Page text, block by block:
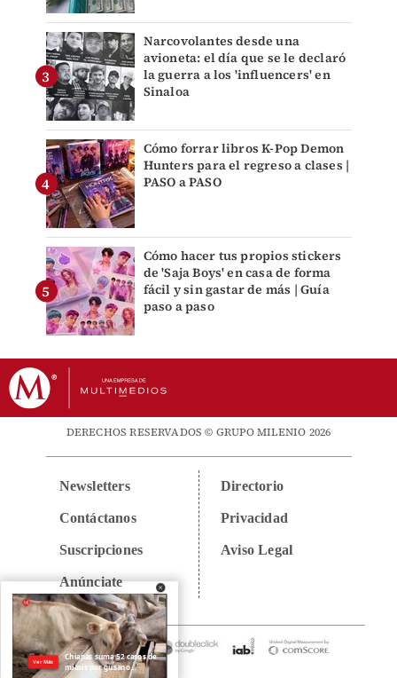
Narcovolantes desde una
avioneta: el día que se le declaró
la guerra a los 'influencers' en
Sinaloa
Cómo forrar libros K-Pop Demon
Hunters para el regreso a clases |
PASO a PASO
Cómo hacer tus propios stickers
de 'Saja Boys' en casa de forma
fácil y sin gastar de más | Guía
paso a paso
DERECHOS RESERVADOS © GRUPO MILENIO 2026
Newsletters
Contáctanos
Suscripciones
Anúnciate
Directorio
Privacidad
Aviso Legal